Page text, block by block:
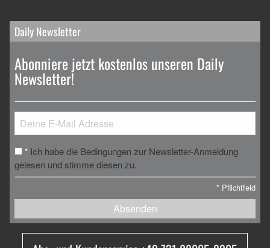
Daily Newsletter
Abonniere jetzt kostenlos unseren Daily
Newsletter!
* Ich habe die Bedingungen zur Newsletter-Anmeldung
gelesen und stimme diesen zu.
* Pflichtfeld
Absenden